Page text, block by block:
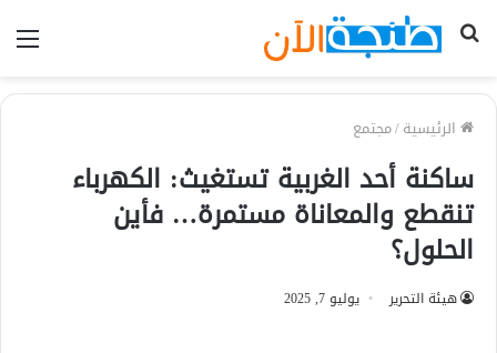
بحث
الرئيسية/مجتمع
ساكنة أحد الغربية تستغيث: الكهرباء
تنقطع والمعاناة مستمرة… فأين
الحلول؟
هيئة التحرير يوليو 7, 2025